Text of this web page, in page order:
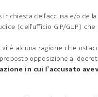
dell’accusa e/o
(dell’ufficio GIP/GUP)
è alcuna ragione che
opposizione al
in cui l’accusato